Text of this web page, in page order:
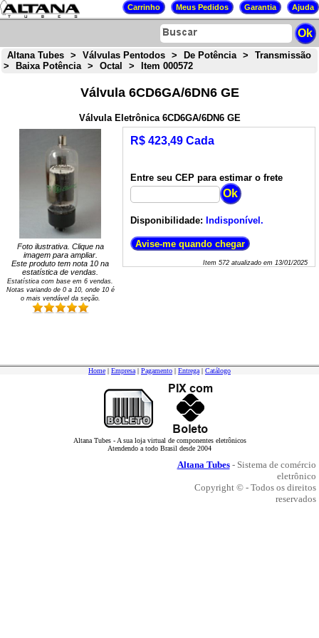
Altana Tubes > Válvulas Pentodos > De Potência >
Transmissão
>
Baixa Potência > Octal > Item 000572
Válvula 6CD6GA/6DN6 GE
Válvula Eletrônica 6CD6GA/6DN6 GE
Foto ilustrativa. Clique na
imagem para ampliar.
Este produto tem nota 10 na
estatística de vendas.
Estatística com base em 6 vendas.
Notas variando de 0a 10, onde 10 é
o mais vendável da seção.
R$ 423,49 Cada
Entre seu CEP para estimar o frete
Disponibilidade: Indisponível.
Item 572atualizado em 13/01/2025
Home | Empresa | Pagamento | Entrega | Catálogo
Altana Tubes - A sua loja virtual de componentes eletrônicos
Atendendo a todo Brasil desde 2004
Altana Tubes- Sistema de comércio
eletrônico
Copyright © - Todos os direitos
reservados